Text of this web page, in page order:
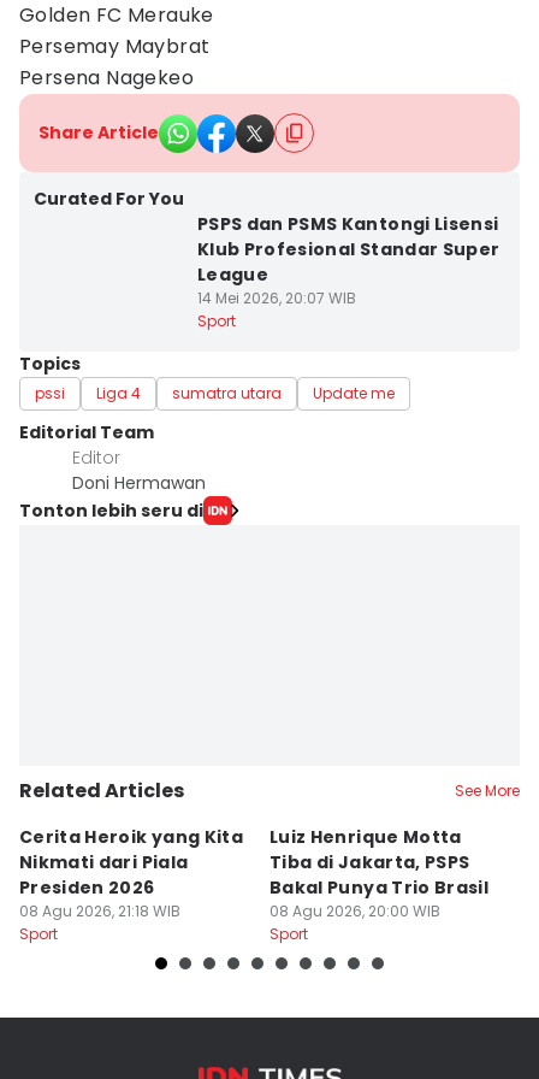
Golden FC Merauke
Persemay Maybrat
Persena Nagekeo
Share Article
Curated For You
PSPS dan PSMS Kantongi Lisensi
Klub Profesional Standar Super
League
14 Mei 2026, 20:07 WIB
Sport
Topics
pssi Liga 4 sumatra utara Update me
Editorial Team
Editor
Doni Hermawan
Tonton lebih seru di
Related Articles See More
Cerita Heroik yang Kita
Nikmati dari Piala
Presiden 2026
08 Agu 2026, 21:18 WIB
Sport
Luiz Henrique Motta
Tiba di Jakarta, PSPS
Bakal Punya Trio Brasil
08 Agu 2026, 20:00 WIB
Sport